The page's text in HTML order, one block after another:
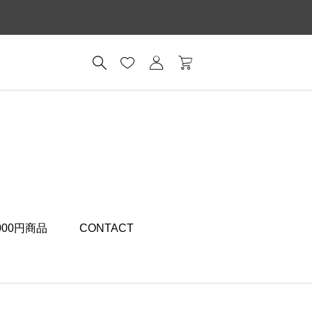
円商品 CONTACT